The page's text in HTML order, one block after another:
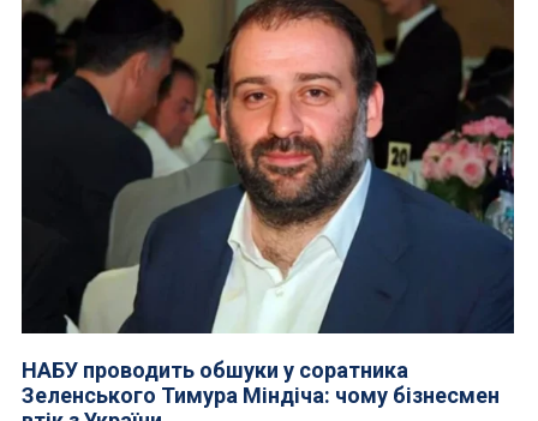
НАБУ проводить обшуки у соратника
Зеленського Тимура Міндіча: чому бізнесмен